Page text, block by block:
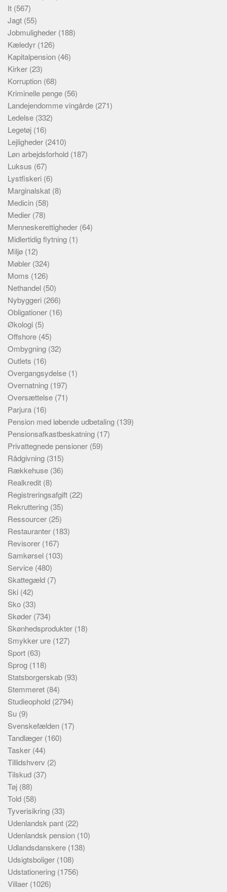
It (567)
Jagt (55)
Jobmuligheder (188)
Kæledyr (126)
Kapitalpension (46)
Kirker (23)
Korruption (68)
Kriminelle penge (56)
Landejendomme vingårde (271)
Ledelse (332)
Legetøj (16)
Lejligheder (2410)
Løn arbejdsforhold (187)
Luksus (67)
Lystfiskeri (6)
Marginalskat (8)
Medicin (58)
Medier (78)
Menneskerettigheder (64)
Midlertidig flytning (1)
Miljø (12)
Møbler (324)
Moms (126)
Nethandel (50)
Nybyggeri (266)
Obligationer (16)
Økologi (5)
Offshore (45)
Ombygning (32)
Outlets (16)
Overgangsydelse (1)
Overnatning (197)
Oversættelse (71)
Parjura (16)
Pension med løbende udbetaling (139)
Pensionsafkastbeskatning (17)
Privattegnede pensioner (59)
Rådgivning (315)
Rækkehuse (36)
Realkredit (8)
Registreringsafgift (22)
Rekruttering (35)
Ressourcer (25)
Restauranter (183)
Revisorer (167)
Samkørsel (103)
Service (480)
Skattegæld (7)
Ski (42)
Sko (33)
Skøder (734)
Skønhedsprodukter (18)
Smykker ure (127)
Sport (63)
Sprog (118)
Statsborgerskab (93)
Stemmeret (84)
Studieophold (2794)
Su (9)
Svenskefælden (17)
Tandlæger (160)
Tasker (44)
Tillidshverv (2)
Tilskud (37)
Tøj (88)
Told (58)
Tyverisikring (33)
Udenlandsk pant (22)
Udenlandsk pension (10)
Udlandsdanskere (138)
Udsigtsboliger (108)
Udstationering (1756)
Villaer (1026)